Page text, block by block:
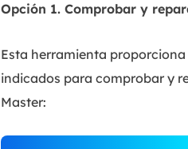
Opción 1. Comprobar y
Esta herramienta
indicados para comprobar y
Master: